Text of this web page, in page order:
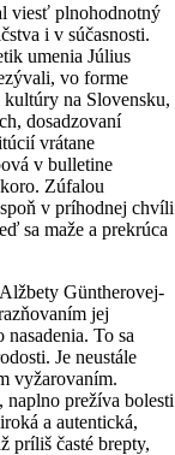
viesť plnohodnotný
i v súčasnosti.
umenia Július
vo forme
na Slovensku,
dosadzovaní
vrátane
v bulletine
Zúfalou
v príhodnej chvíli
sa maže a prekrúca
Güntherovej-
jej
To sa
Je neustále
vyžarovaním.
naplno prežíva bolesti
a autentická,
príliš časté brepty,